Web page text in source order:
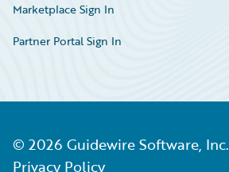
Marketplace Sign In
Partner Portal Sign In
© 2026 Guidewire Software, Inc.
Privacy Policy